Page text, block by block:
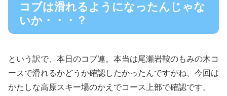
コブは滑れるようになったんじゃな
いか・・・？
という訳で、本日のコブ連。本当は尾瀬岩鞍のもみの木コ
ースで滑れるかどうか確認したかったんですがね、今回は
かたしな高原スキー場のかえでコース上部で確認です。